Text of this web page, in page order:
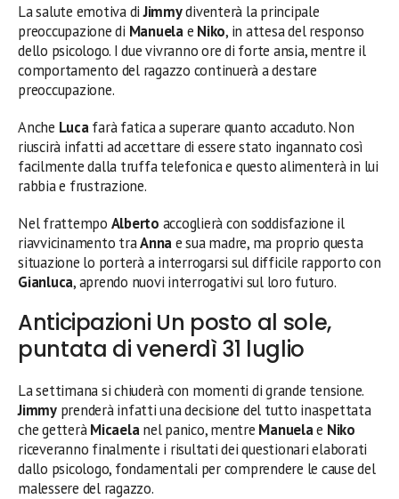
La salute emotiva diJimmydiventerà la principale
preoccupazione di Manuelae Niko, in attesa del responso
dello psicologo. I due vivranno ore di forte ansia, mentre il
comportamento del ragazzo continuerà a destare
preoccupazione.
Anche Lucafarà fatica a superare quanto accaduto. Non
riuscirà infatti ad accettare di essere stato ingannato così
facilmente dalla truffa telefonica e questo alimenterà in lui
rabbia e frustrazione.
Nel frattempo Alberto accoglierà con soddisfazione il
riavvicinamento traAnnae sua madre, ma proprio questa
situazione lo porterà a interrogarsi sul difficile rapporto con
Gianluca, aprendo nuovi interrogativi sul loro futuro.
Anticipazioni Un posto al sole,
puntata di venerdì 31 luglio
La settimana si chiuderà con momenti di grande tensione.
Jimmyprenderà infatti una decisione del tutto inaspettata
che getteràMicaelanel panico, mentre Manuelae Niko
riceveranno finalmente i risultati dei questionari elaborati
dallo psicologo, fondamentali per comprendere le cause del
malessere del ragazzo.